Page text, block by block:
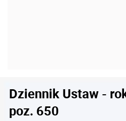
Dziennik Ustaw -
poz. 650